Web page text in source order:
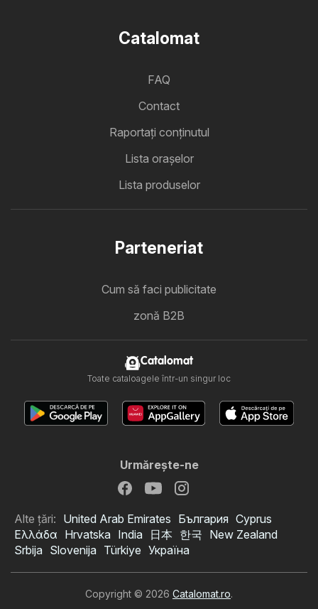
Catalomat
FAQ
Contact
Raportați conținutul
Lista oraşelor
Lista produselor
Parteneriat
Cum să faci publicitate
zonă B2B
Catalomat
Toate cataloagele într-un singur loc
Urmăreşte-ne
Alte țări: United Arab Emirates България Cyprus
Ελλάδα Hrvatska India 日本 한국 New Zealand
Srbija Slovenija Türkiye Україна
Copyright © 2026 Catalomat.ro.